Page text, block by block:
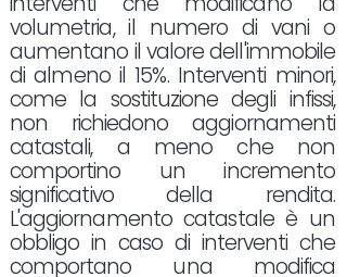
volumetria, il numero di vani o
aumentano il valore dell'immobile
di almeno il 15%. Interventi minori,
come la sostituzione degli infissi,
non richiedono aggiornamenti
catastali, a meno che non
comportino un incremento
significativo della rendita.
L'aggiornamento catastale è un
obbligo in caso di interventi che
comportano una modifica